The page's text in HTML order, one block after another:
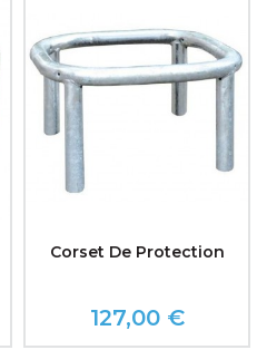
Corset De Protection
Prix
127,00 €